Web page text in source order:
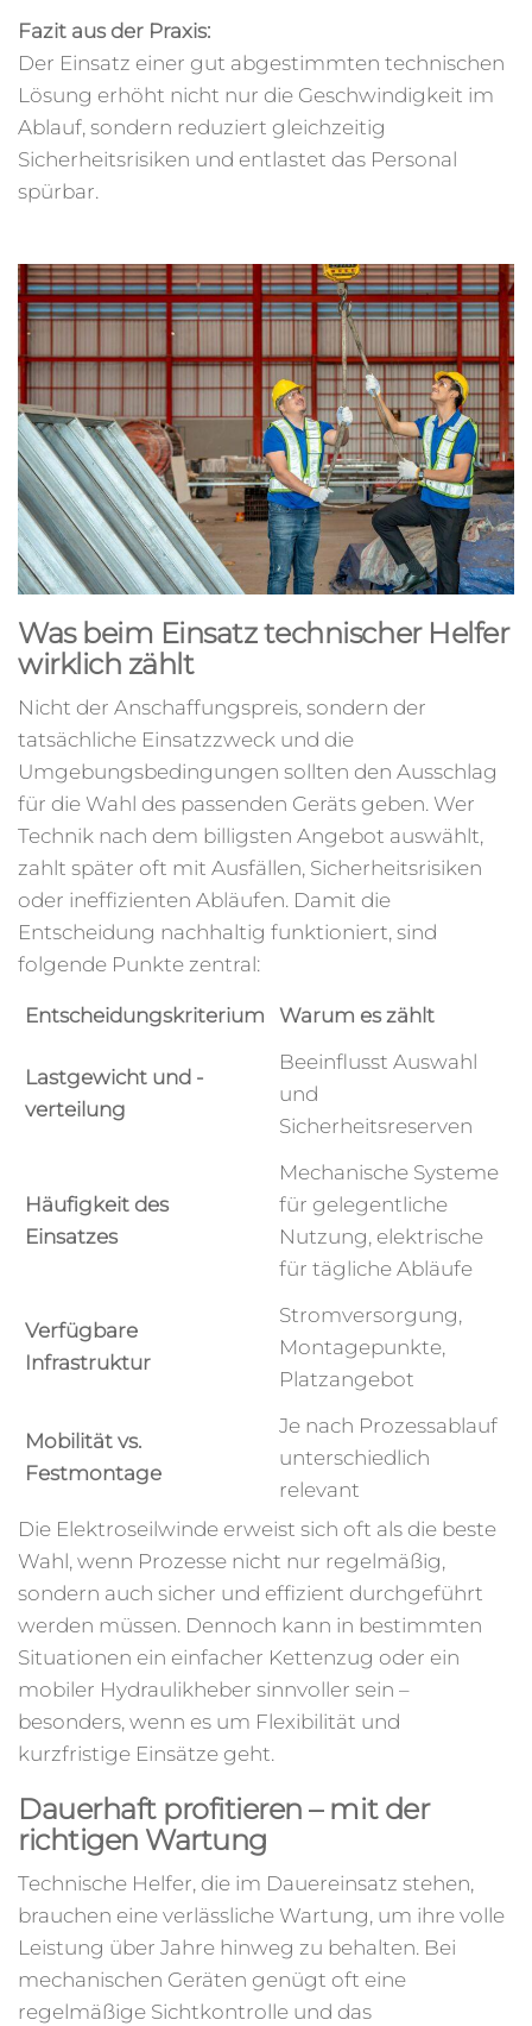
Fazit aus der Praxis:
Der Einsatz einer gut abgestimmten technischen
Lösung erhöht nicht nur die Geschwindigkeit im
Ablauf, sondern reduziert gleichzeitig
Sicherheitsrisiken und entlastet das Personal
spürbar.
Was beim Einsatz technischer Helfer
wirklich zählt
Nicht der Anschaffungspreis, sondern der
tatsächliche Einsatzzweck und die
Umgebungsbedingungen sollten den Ausschlag
für die Wahl des passenden Geräts geben. Wer
Technik nach dem billigsten Angebot auswählt,
zahlt später oft mit Ausfällen, Sicherheitsrisiken
oder ineffizienten Abläufen. Damit die
Entscheidung nachhaltig funktioniert, sind
folgende Punkte zentral:
Entscheidungskriterium Warum es zählt
Lastgewicht und -
verteilung
Beeinflusst Auswahl
und
Sicherheitsreserven
Häufigkeit des
Einsatzes
Mechanische Systeme
für gelegentliche
Nutzung, elektrische
für tägliche Abläufe
Verfügbare
Infrastruktur
Stromversorgung,
Montagepunkte,
Platzangebot
Mobilität vs.
Festmontage
Je nach Prozessablauf
unterschiedlich
relevant
Die Elektroseilwinde erweist sich oft als die beste
Wahl, wenn Prozesse nicht nur regelmäßig,
sondern auch sicher und effizient durchgeführt
werden müssen. Dennoch kann in bestimmten
Situationen ein einfacher Kettenzug oder ein
mobiler Hydraulikheber sinnvoller sein –
besonders, wenn es um Flexibilität und
kurzfristige Einsätze geht.
Dauerhaft profitieren – mit der
richtigen Wartung
Technische Helfer, die im Dauereinsatz stehen,
brauchen eine verlässliche Wartung, um ihre volle
Leistung über Jahre hinweg zu behalten. Bei
mechanischen Geräten genügt oft eine
regelmäßige Sichtkontrolle und das